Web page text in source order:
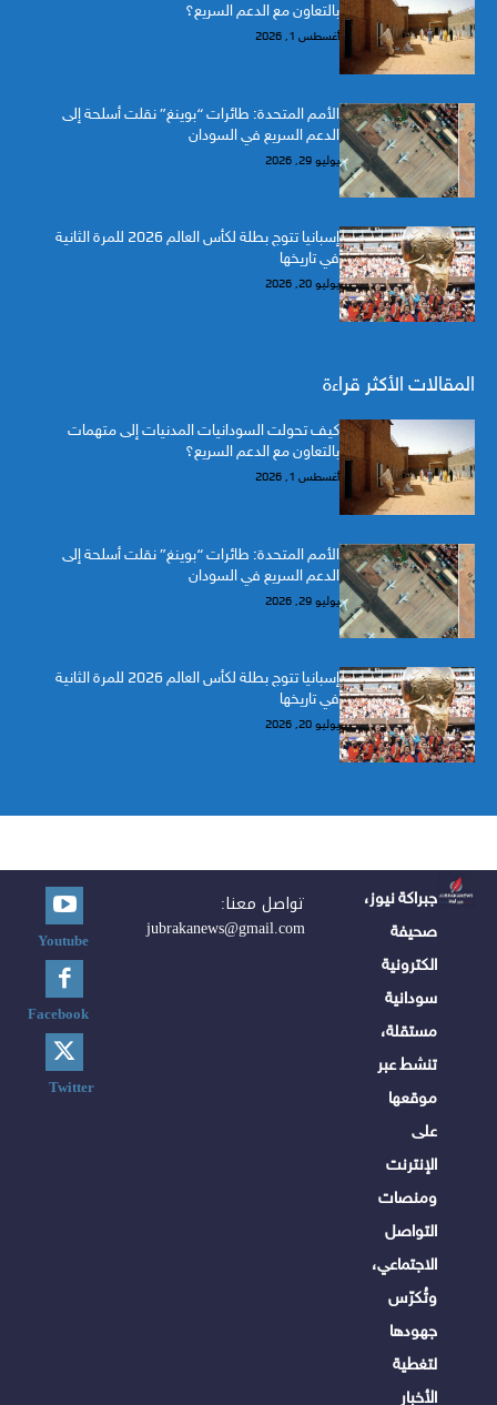
بالتعاون مع الدعم السريع؟
أغسطس 1, 2026
الأمم المتحدة: طائرات “بوينغ” نقلت أسلحة إلى
الدعم السريع في السودان
يوليو 29, 2026
إسبانيا تتوج بطلة لكأس العالم 2026 للمرة الثانية
في تاريخها
يوليو 20, 2026
المقالات الأكثر قراءة
كيف تحولت السودانيات المدنيات إلى متهمات
بالتعاون مع الدعم السريع؟
أغسطس 1, 2026
الأمم المتحدة: طائرات “بوينغ” نقلت أسلحة إلى
الدعم السريع في السودان
يوليو 29, 2026
إسبانيا تتوج بطلة لكأس العالم 2026 للمرة الثانية
في تاريخها
يوليو 20, 2026
جبراكة نيوز،
صحيفة
الكترونية
سودانية
مستقلة،
تنشط عبر
موقعها
على
الإنترنت
ومنصات
التواصل
الاجتماعي،
وتُكرّس
جهودها
لتغطية
الأخبار
تواصل معنا:
jubrakanews@gmail.com
Youtube
Facebook
Twitter